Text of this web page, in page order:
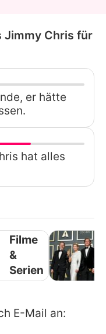
Jimmy Chris für
er hätte
hat alles
Filme
&
Serien
E-Mail an: